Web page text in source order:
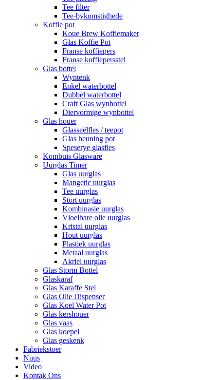
Tee filter
Tee-bykomstighede
Koffie pot
Koue Brew Koffiemaker
Glas Koffie Pot
Franse koffiepers
Franse koffiepersstel
Glas bottel
Wyntenk
Enkel waterbottel
Dubbel waterbottel
Craft Glas wynbottel
Diervormige wynbottel
Glas houer
Glasseëlfles / teepot
Glas heuning pot
Speserye glasfles
Kombuis Glasware
Uurglas Timer
Glas uurglas
Mangetic uurglas
Tee uurglas
Stort uurglas
Kombinasie uurglas
Vloeibare olie uurglas
Kristal uurglas
Hout uurglas
Plastiek uurglas
Metaal uurglas
Akriel uurglas
Glas Storm Bottel
Glaskaraf
Glas Karaffe Stel
Glas Olie Dispenser
Glas Koel Water Pot
Glas kershouer
Glas vaas
Glas koepel
Glas geskenk
Fabriekstoer
Nuus
Video
Kontak Ons